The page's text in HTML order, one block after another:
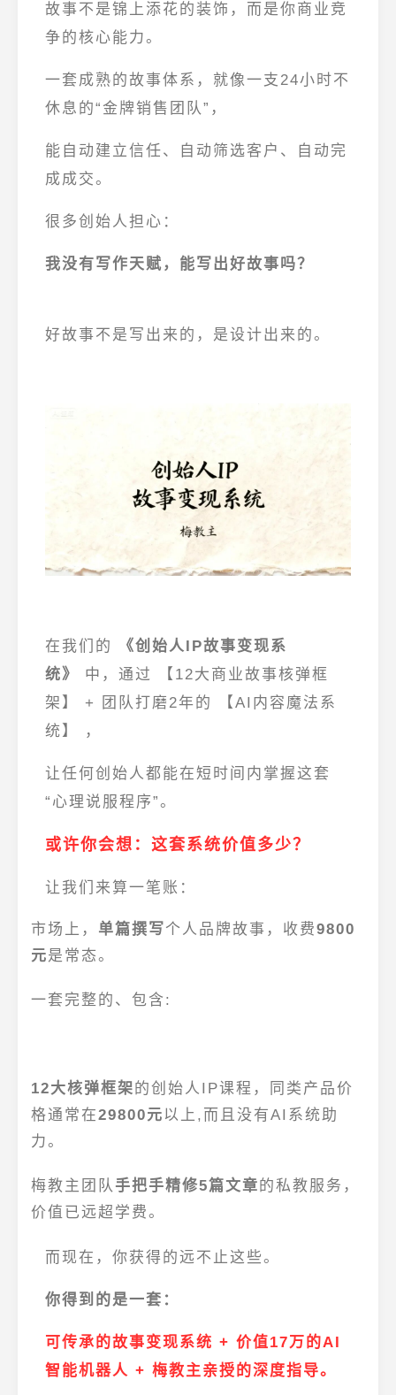
故事不是锦上添花的装饰，而是你商业竞
争的核心能力。
一套成熟的故事体系，就像一支24小时不
休息的“金牌销售团队”，
能 自动建立信任、自动筛选客户、自动完
成成交。
很多创始人担心：
我没有写作天赋，能写出好故事吗？
好故事不是写出来的，是设计出来的。
在我们的
《创始人IP故事变现系
统》
中，通过
【12大商业故事核弹框
架】
+ 团队打磨2年的
【AI内容魔法系
统】
，
让任何创始人都能在短时间内掌握这套
“心理说服程序”。
或许你会想：这套系统价值多少？
让我们来算一笔账：
市场上， 单篇撰写个人品牌故事，收费9800
元是常态。
一套完整的、包含:
12大核弹框架的创始人IP课程，同类产品价
格通常在29800元 以上,而且没有AI系统助
力。
梅教主团队 手把手精修5篇文章的私教服务，
价值已远超学费。
而现在，你获得的远不止这些。
你得到的是一套：
可传承的故事变现系统 + 价值17万的AI
智能机器人 + 梅教主亲授的深度指导。